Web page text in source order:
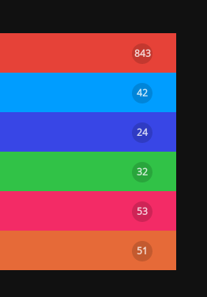
843
42
24
32
53
51